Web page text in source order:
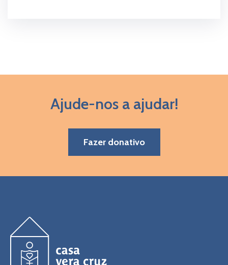
Ajude-nos a ajudar!
Fazer donativo